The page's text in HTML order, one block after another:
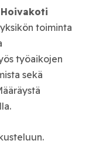
toiminta
työaikojen
sekä